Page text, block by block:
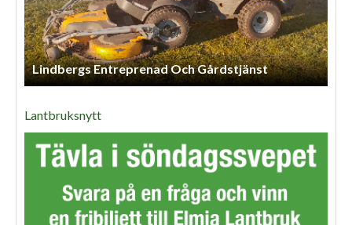
Lindbergs Entreprenad Och Gårdstjänst
Lantbruksnytt